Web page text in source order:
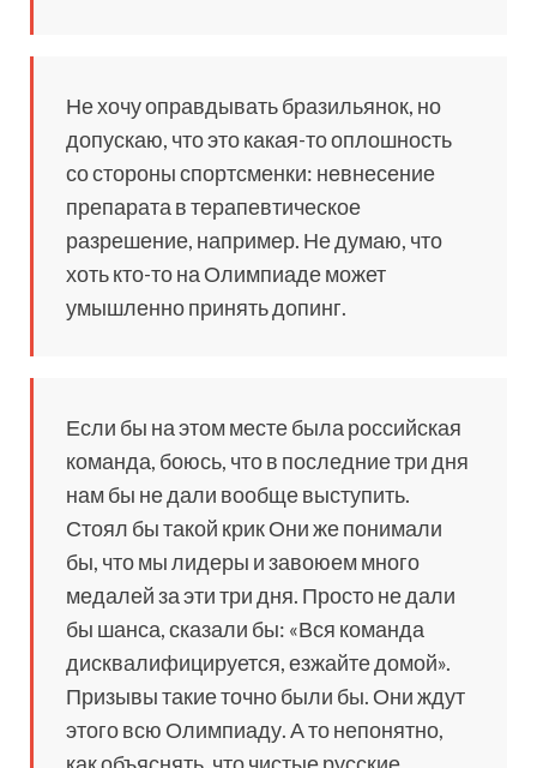
Не хочу оправдывать бразильянок, но
допускаю, что это какая-то оплошность
со стороны спортсменки: невнесение
препарата в терапевтическое
разрешение, например. Не думаю, что
хоть кто-то на Олимпиаде может
умышленно принять допинг.
Если бы на этом месте была российская
команда, боюсь, что в последние три дня
нам бы не дали вообще выступить.
Стоял бы такой крик Они же понимали
бы, что мы лидеры и завоюем много
медалей за эти три дня. Просто не дали
бы шанса, сказали бы: «Вся команда
дисквалифицируется, езжайте домой».
Призывы такие точно были бы. Они ждут
этого всю Олимпиаду. А то непонятно,